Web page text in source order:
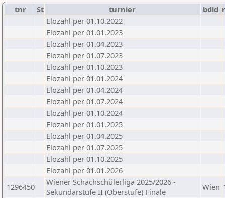
tnr St turnier bdld
Elozahl per 01.10.2022
Elozahl per 01.01.2023
Elozahl per 01.04.2023
Elozahl per 01.07.2023
Elozahl per 01.10.2023
Elozahl per 01.01.2024
Elozahl per 01.04.2024
Elozahl per 01.07.2024
Elozahl per 01.10.2024
Elozahl per 01.01.2025
Elozahl per 01.04.2025
Elozahl per 01.07.2025
Elozahl per 01.10.2025
Elozahl per 01.01.2026
1296450
Wiener Schachschülerliga 2025/2026 -
Sekundarstufe II (Oberstufe) Finale
Wien